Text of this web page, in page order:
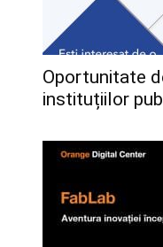
Oportunitate
instituțiilor